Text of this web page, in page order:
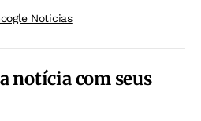
Noticias
notícia com seus